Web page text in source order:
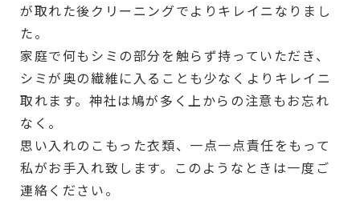
が取れた後クリーニングでよりキレイニなりまし
た。
家庭で何もシミの部分を触らず持っていただき、
シミが奥の繊維に入ることも少なくよりキレイニ
取れます。神社は鳩が多く上からの注意もお忘れ
なく。
思い入れのこもった衣類、一点一点責任をもって
私がお手入れ致します。このようなときは一度ご
連絡ください。